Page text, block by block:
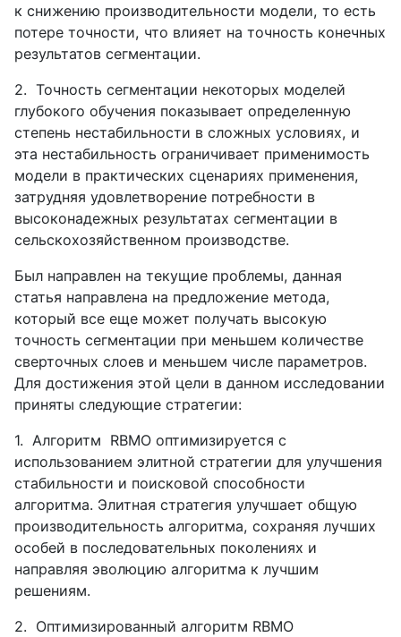
к снижению производительности модели, то есть
потере точности, что влияет на точность конечных
результатов сегментации.
2. Точность сегментации некоторых моделей
глубокого обучения показывает определенную
степень нестабильности в сложных условиях, и
эта нестабильность ограничивает применимость
модели в практических сценариях применения,
затрудняя удовлетворение потребности в
высоконадежных результатах сегментации в
сельскохозяйственном производстве.
Был направлен на текущие проблемы, данная
статья направлена на предложение метода,
который все еще может получать высокую
точность сегментации при меньшем количестве
сверточных слоев и меньшем числе параметров.
Для достижения этой цели в данном исследовании
приняты следующие стратегии:
1. Алгоритм RBMO оптимизируется с
использованием элитной стратегии для улучшения
стабильности и поисковой способности
алгоритма. Элитная стратегия улучшает общую
производительность алгоритма, сохраняя лучших
особей в последовательных поколениях и
направляя эволюцию алгоритма к лучшим
решениям.
2. Оптимизированный алгоритм RBMO